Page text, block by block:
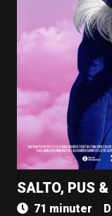
SALTO, PUS
71 minuter